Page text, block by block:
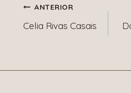
Navegación
de
ANTERIOR
Celia Rivas Casais